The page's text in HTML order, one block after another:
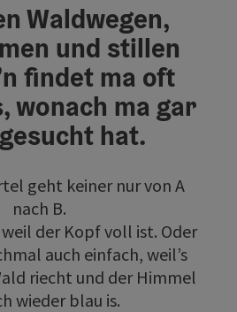
Waldwegen,
und stillen
findet ma oft
wonach ma gar
hat.
geht keiner nur von A
nach B.
der Kopf voll ist. Oder
auch einfach, weil’s
riecht und der Himmel
wieder blau is.